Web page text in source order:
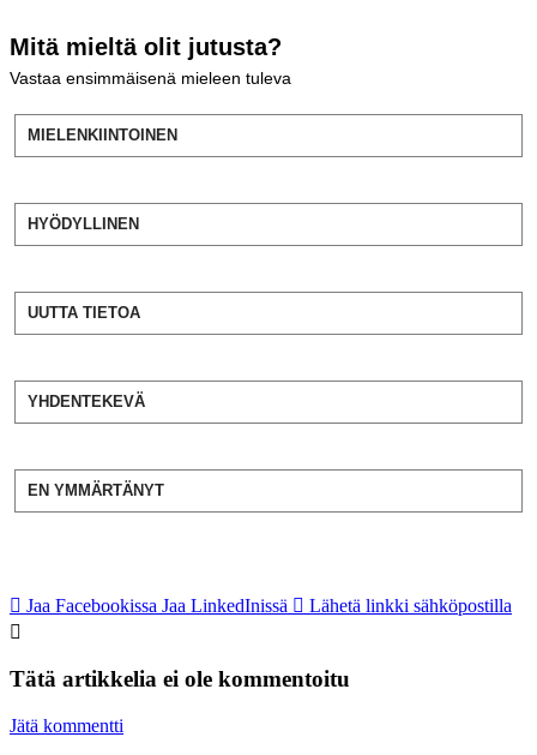
Mitä mieltä olit jutusta?
Vastaa ensimmäisenä mieleen tuleva
MIELENKIINTOINEN
HYÖDYLLINEN
UUTTA TIETOA
YHDENTEKEVÄ
EN YMMÄRTÄNYT
Jaa Facebookissa Jaa LinkedInissä Lähetä linkki sähköpostilla
Tätä artikkelia ei ole kommentoitu
Jätä kommentti